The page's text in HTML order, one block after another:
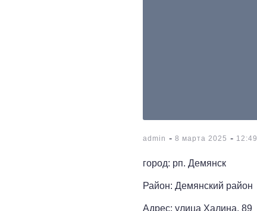
admin - 8 марта 2025 - 12:49
город: рп. Демянск
Район: Демянский район
Адрес: улица Халина, 89